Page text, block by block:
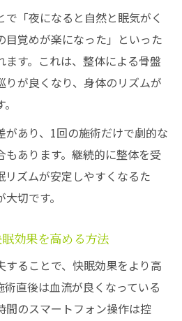
「夜になると自然と眠気がく
目覚めが楽になった」といった
す。これは、整体による骨盤
が良くなり、身体のリズムが
があり、1回の施術だけで劇的な
あります。継続的に整体を受
リズムが安定しやすくなるた
切です。
効果を高める方法
ることで、快眠効果をより高
直後は血流が良くなっている
間のスマートフォン操作は控